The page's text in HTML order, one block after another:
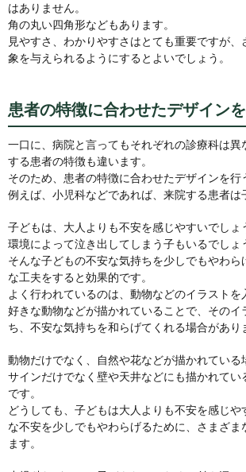
はありません。
角の丸い四角形などもあります。
見やすさ、わかりやすさはとても重要ですが、
象を与えられるようにするとよいでしょう。
患者の特徴に合わせたデザイン
一口に、病院と言ってもそれぞれの診療科は異
する患者の特徴も違います。
そのため、患者の特徴に合わせたデザインを行
例えば、小児科などであれば、来院する患者は
子どもは、大人よりも不安を感じやすいでしょ
環境によって泣き出してしまう子もいるでしょ
そんな子どもの不安な気持ちを少しでもやわら
な工夫をすると効果的です。
よく行われているのは、動物などのイラストを
好きな動物などが描かれていることで、そのイ
ち、不安な気持ちを和らげてくれる場合があり
動物だけでなく、自然や花などが描かれている
サインだけでなく壁や天井などにも描かれてい
です。
どうしても、子どもは大人よりも不安を感じや
な不安を少しでもやわらげるために、さまざま
ます。